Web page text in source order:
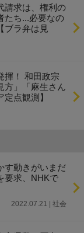
請求は、権利の
たち...必要なの
ブラ弁は見
揮！ 和田政宗
方」「麻生さん
点観測】
す動きがいまだ
要求、NHKで
2022.07.21 | 社会